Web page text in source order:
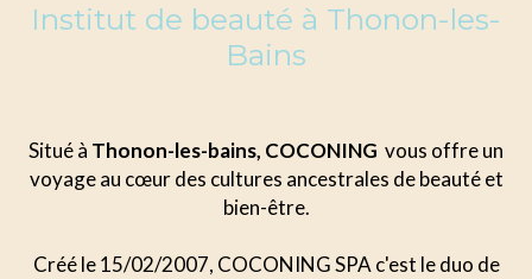
Institut de beauté à Thonon-les-
Bains
Situé à Thonon-les-bains, COCONING vous offre un
voyage au cœur des cultures ancestrales de beauté et
bien-être.
Créé le 15/02/2007, COCONING SPA c'est le duo de